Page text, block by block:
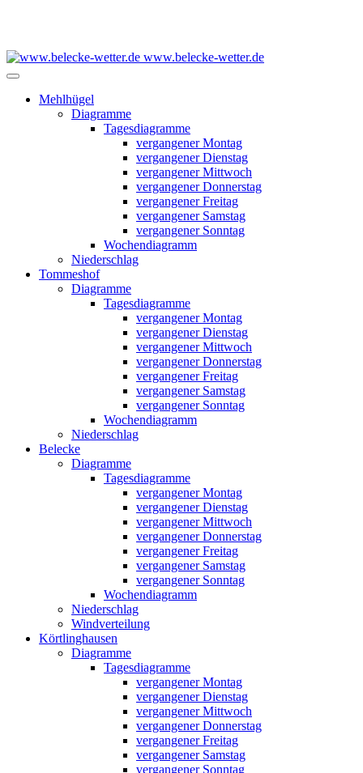
www.belecke-wetter.de
Mehlhügel
Diagramme
Tagesdiagramme
vergangener Montag
vergangener Dienstag
vergangener Mittwoch
vergangener Donnerstag
vergangener Freitag
vergangener Samstag
vergangener Sonntag
Wochendiagramm
Niederschlag
Tommeshof
Diagramme
Tagesdiagramme
vergangener Montag
vergangener Dienstag
vergangener Mittwoch
vergangener Donnerstag
vergangener Freitag
vergangener Samstag
vergangener Sonntag
Wochendiagramm
Niederschlag
Belecke
Diagramme
Tagesdiagramme
vergangener Montag
vergangener Dienstag
vergangener Mittwoch
vergangener Donnerstag
vergangener Freitag
vergangener Samstag
vergangener Sonntag
Wochendiagramm
Niederschlag
Windverteilung
Körtlinghausen
Diagramme
Tagesdiagramme
vergangener Montag
vergangener Dienstag
vergangener Mittwoch
vergangener Donnerstag
vergangener Freitag
vergangener Samstag
vergangener Sonntag